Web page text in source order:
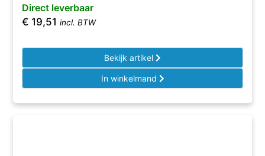
Direct leverbaar
€ 19,51 incl. BTW
Bekijk artikel
In winkelmand